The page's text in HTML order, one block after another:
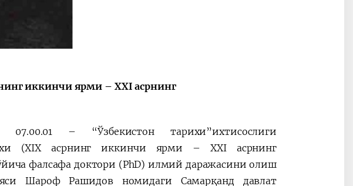
иккинчи ярми – ХХI асрнинг
07.00.01 – “Ўзбекистон тарихи”ихтисослиги
(ХIХ асрнинг иккинчи ярми – ХХI асрнинг
фалсафа доктори (PhD) илмий даражасини олиш
Шароф Рашидов номидаги Самарқанд давлат